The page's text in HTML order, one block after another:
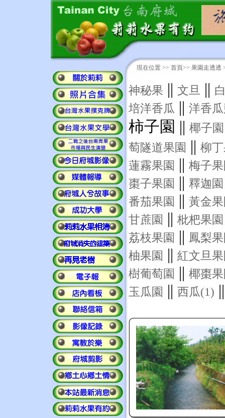
神秘果 || 文旦 ||
培洋香瓜 || 洋香
柿子園 || 椰子園
萄隧道果園 || 柳
蓮霧果園 || 梅子
棗子果園 || 釋迦園
番茄果園 || 黃金
甘蔗園 || 枇杷果園
荔枝果園 || 鳳梨
柚果園 || 紅文旦
樹葡萄園 || 椰棗
玉瓜園 || 西瓜(1)
現在位置 >> 首頁>> 果園走透透